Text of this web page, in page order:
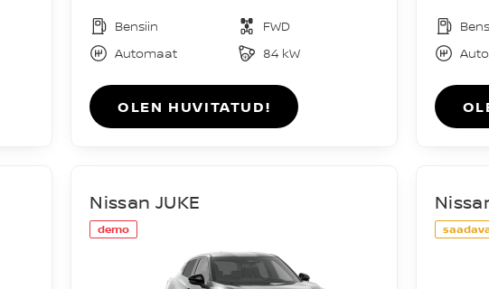
Bensiin
FWD
Automaat
84 kW
OLEN HUVITATUD!
demo
Nissan JUKE